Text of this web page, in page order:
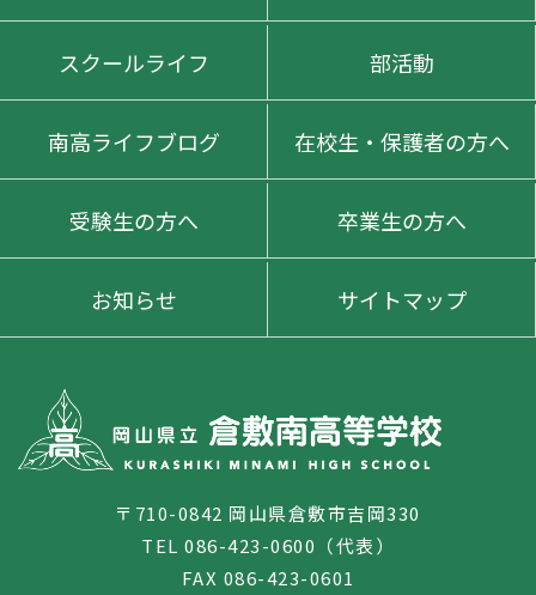
〒710-0842 岡山県倉敷市吉岡330
TEL 086-423-0600（代表）
FAX 086-423-0601
スクールライフ 部活動
南高ライフブログ 在校生・保護者の方へ
受験生の方へ 卒業生の方へ
お知らせ サイトマップ